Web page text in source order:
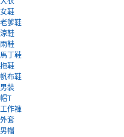
女鞋
老爹鞋
涼鞋
雨鞋
馬丁鞋
拖鞋
帆布鞋
男裝
帽T
工作褲
外套
男帽